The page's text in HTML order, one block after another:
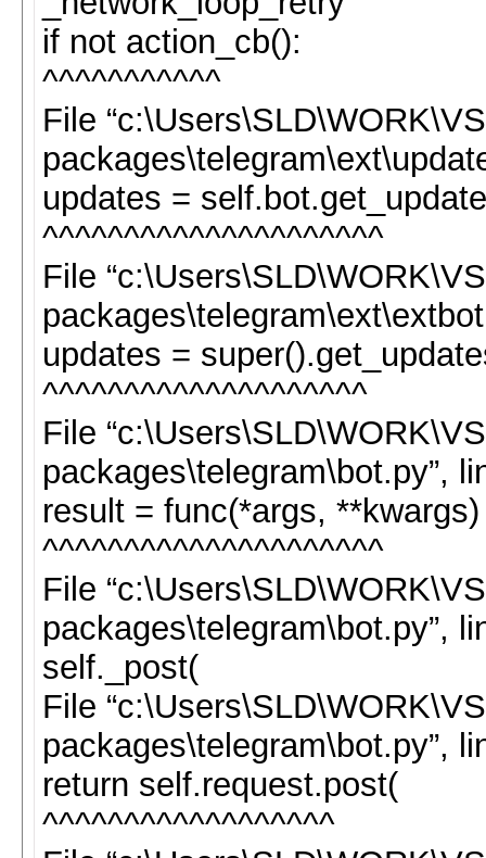
if not action_cb():
^^^^^^^^^^^
File
updates =
^^^^^^^^^^^^^^^^^^^^^
File
updates =
^^^^^^^^^^^^^^^^^^^^
File
packages\telegram\bot.py”,
result = func(*args, **kwargs)
^^^^^^^^^^^^^^^^^^^^^
File
packages\telegram\bot.py”,
self._post(
File
packages\telegram\bot.py”,
return self.request.post(
^^^^^^^^^^^^^^^^^^